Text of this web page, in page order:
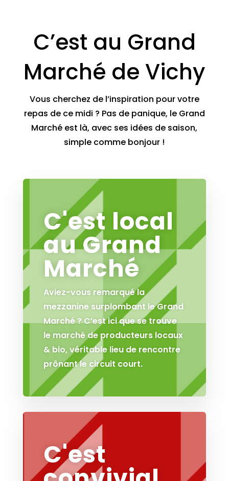
C’est au Grand
Marché de Vichy
Vous cherchez de l’inspiration pour votre
repas de ce midi ? Pas de panique, le Grand
Marché est là, avec ses idées de saison,
simple comme bonjour !
C'est local
au Grand
Marché
Aviez-vous remarqué la
mezzanine surplombant le Grand
Marché ? C’est ici que se trouve
le marché de producteurs locaux
& bio, véritable lieu de rencontre
prônant le circuit court.
C'est